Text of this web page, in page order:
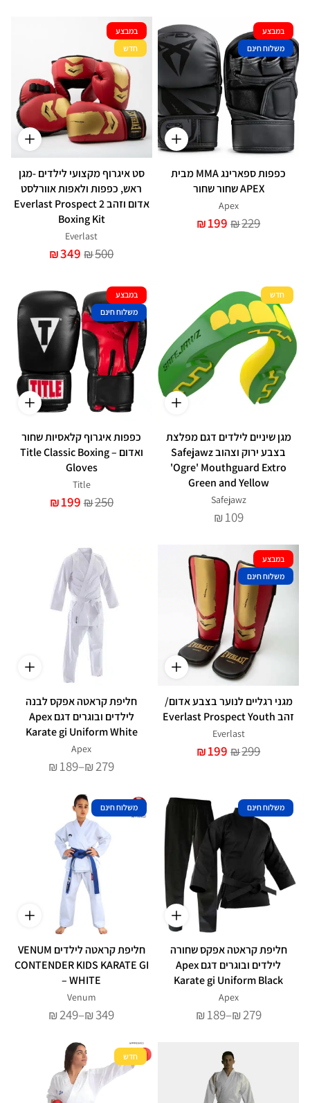
במבצע
משלוח חינם
כפפות ספארינג MMA מבית
APEX שחור שחור
Apex
₪ 199 ₪229
במבצע
חדש
סט איגרוף מקצועי לילדים -מגן
ראש, כפפות ולאפות אוורלסט
אדום וזהב Everlast Prospect 2
Boxing Kit
Everlast
₪349 ₪500
חדש
מגן שיניים לילדים דגם מפלצת
בצבע ירוק וצהוב Safejawz
'Ogre' Mouthguard Extro
Green and Yellow
Safejawz
₪ 109
במבצע
משלוח חינם
כפפות איגרוף קלאסיות שחור
ואדום – Title Classic Boxing
Gloves
Title
₪199 ₪250
במבצע
משלוח חינם
מגני רגליים לנוער בצבע אדום/
זהב Everlast Prospect Youth
Everlast
₪ 199 ₪299
חליפת קראטה אפקס לבנה
לילדים ובוגרים דגם Apex
Karate gi Uniform White
Apex
₪ 189–₪ 279
טווח
עד
⁦₪279⁩
משלוח חינם
חליפת קראטה אפקס שחורה
לילדים ובוגרים דגם Apex
Karate gi Uniform Black
Apex
₪ 189–₪279
טווח
עד
⁦₪279⁩
משלוח חינם
חליפת קראטה לילדים VENUM
CONTENDER KIDS KARATE GI
– WHITE
Venum
₪249–₪349
טווח
עד
⁦₪349⁩
חדש